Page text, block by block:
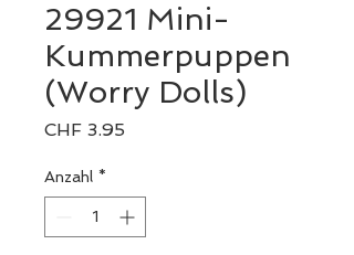
29921 Mini-
Kummerpuppen
(Worry Dolls)
CHF 3.95
Anzahl *